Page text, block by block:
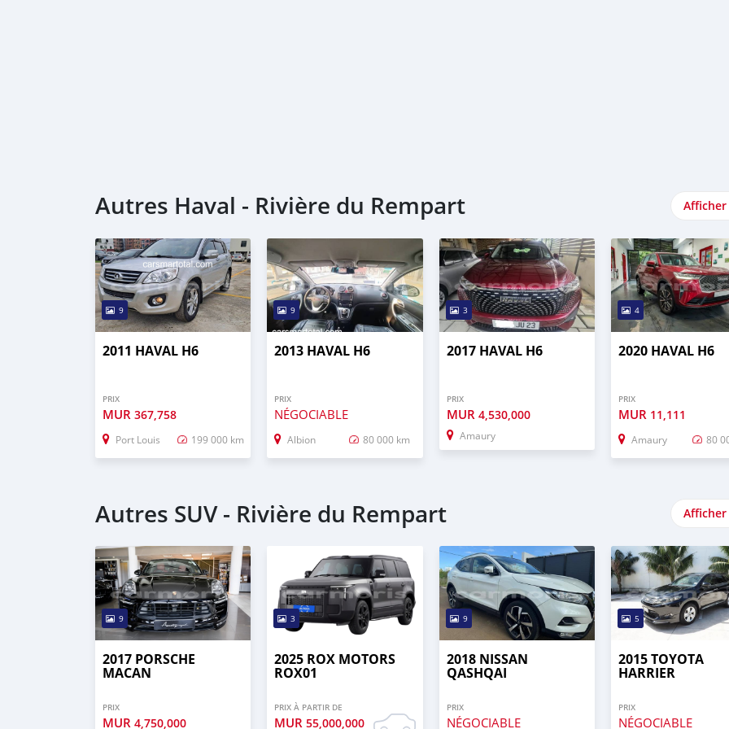
Autres Haval - Rivière du Rempart
9
2011 HAVAL H6
PRIX
MUR 367,758
Port Louis 199 000 km
9
2013 HAVAL H6
PRIX
NÉGOCIABLE
Albion 80 000 km
3
2017 HAVAL H6
PRIX
MUR 4,530,000
Amaury
4
2020 HAVAL H6
PRIX
MUR 11,111
Amaury 80
Autres SUV - Rivière du Rempart
9
2017 PORSCHE
MACAN
PRIX
MUR 4,750,000
3
2025 ROX MOTORS
ROX01
PRIX À PARTIR DE
MUR55,000,000
9
2018 NISSAN
QASHQAI
PRIX
NÉGOCIABLE
5
2015 TOYOTA
HARRIER
PRIX
NÉGOCIABLE